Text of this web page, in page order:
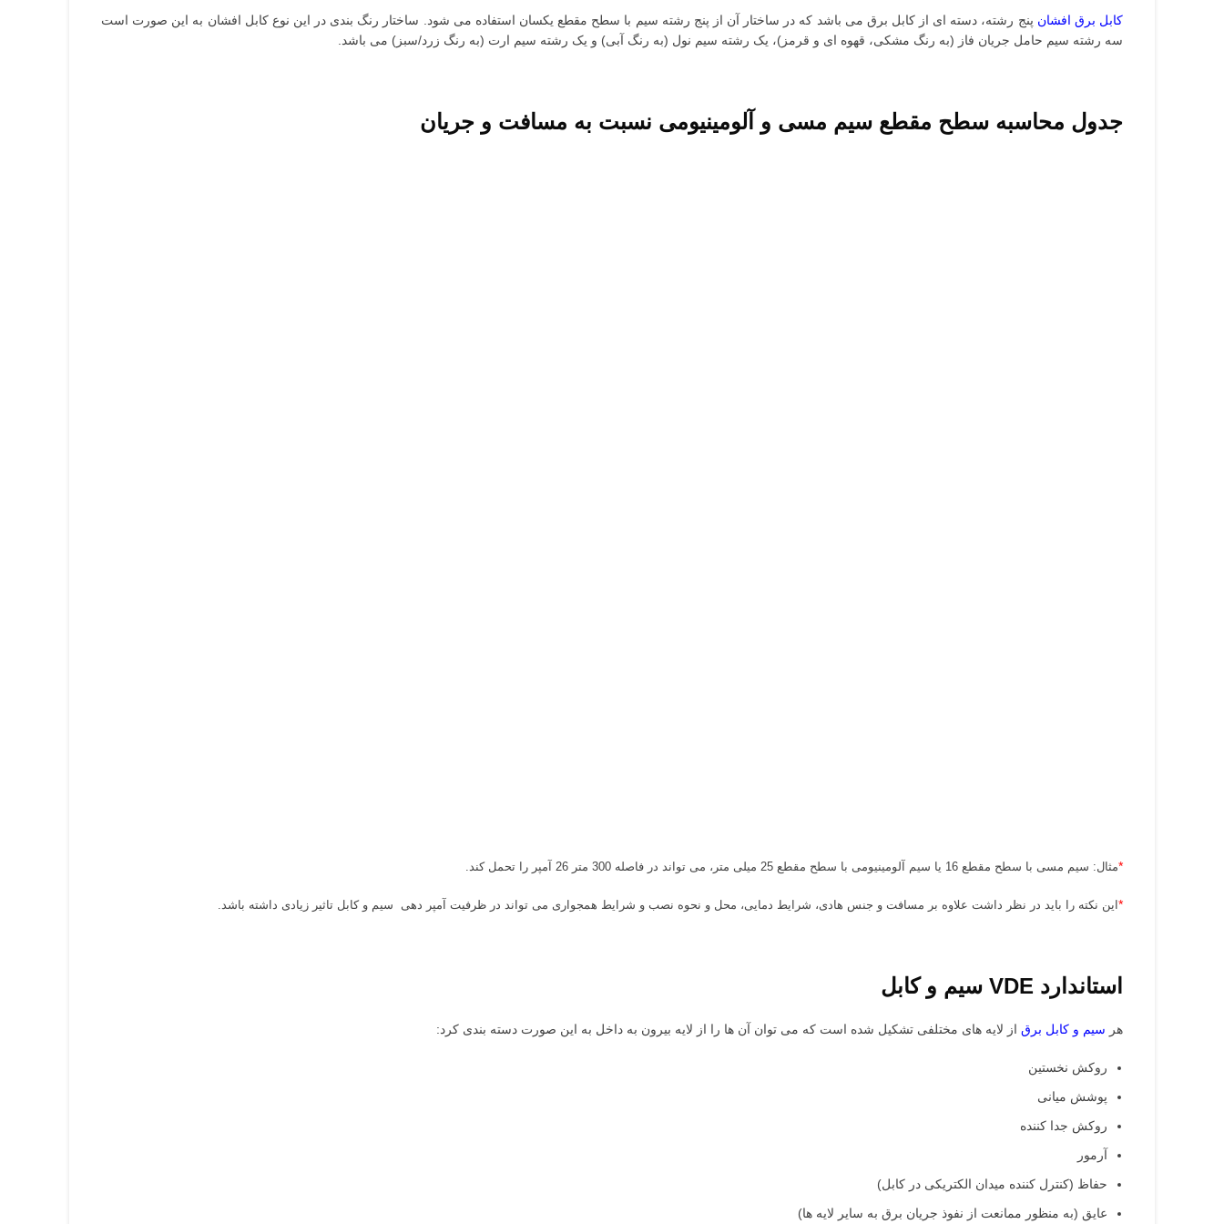
کابل برق افشان پنج رشته، دسته ای از کابل برق می باشد که در ساختار آن از پنج رشته سیم با سطح مقطع یکسان استفاده می شود. ساختار رنگ بندی در این نوع کابل افشان به این صورت است
سه رشته سیم حامل جریان فاز (به رنگ مشکی، قهوه ای و قرمز)، یک رشته سیم نول (به رنگ آبی) و یک رشته سیم ارت (به رنگ زرد/سبز) می باشد.
جدول محاسبه سطح مقطع سیم مسی و آلومینیومی نسبت به مسافت و جریان
*مثال: سیم مسی با سطح مقطع 16 یا سیم آلومینیومی با سطح مقطع 25 میلی متر، می تواند در فاصله 300 متر 26 آمپر را تحمل کند.
*این نکته را باید در نظر داشت علاوه بر مسافت و جنس هادی، شرایط دمایی، محل و نحوه نصب و شرایط همجواری می تواند در ظرفیت آمپر دهی سیم و کابل تاثیر زیادی داشته باشد.
استاندارد VDE سیم و کابل
هر سیم و کابل برق از لایه های مختلفی تشکیل شده است که می توان آن ها را از لایه بیرون به داخل به این صورت دسته بندی کرد:
روکش نخستین
پوشش میانی
روکش جدا کننده
آرمور
حفاظ (کنترل کننده میدان الکتریکی در کابل)
عایق (به منظور ممانعت از نفوذ جریان برق به سایر لایه ها)